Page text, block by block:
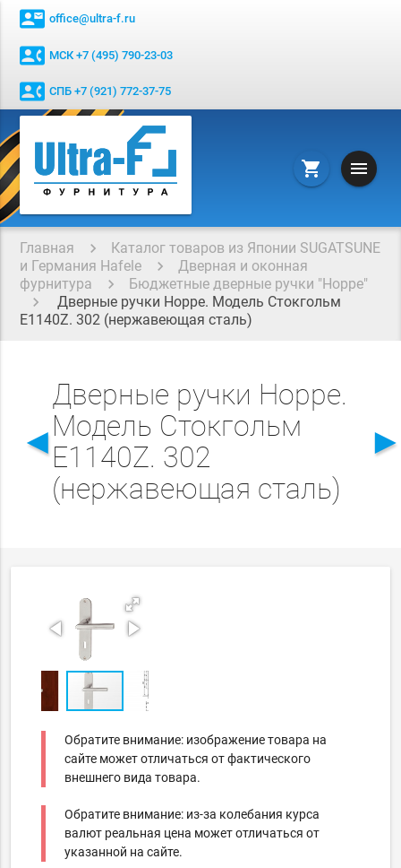
contact_mail office@ultra-f.ru
contact_phone МСК +7 (495) 790-23-03
contact_phone СПБ +7 (921) 772-37-75
shopping_cart menu
Главная
Каталог товаров из Японии SUGATSUNE
и Германия Hafele
Дверная и оконная
фурнитура
Бюджетные дверные ручки "Hoppe"
Дверные ручки Hoppe. Модель Стокгольм
E1140Z. 302 (нержавеющая сталь)
◄
Дверные ручки Hoppe.
Модель Стокгольм
E1140Z. 302
(нержавеющая сталь)
Обратите внимание: изображение товара на
сайте может отличаться от фактического
внешнего вида товара.
Обратите внимание: из-за колебания курса
валют реальная цена может отличаться от
указанной на сайте.